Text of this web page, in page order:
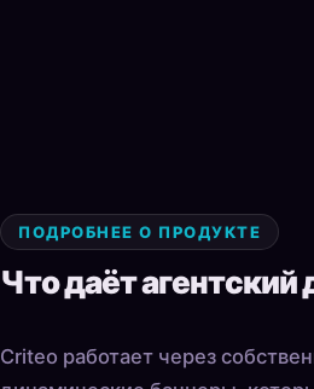
ПОДРОБНЕЕ О ПРОДУКТЕ
Что даёт агентский
Criteo работает через